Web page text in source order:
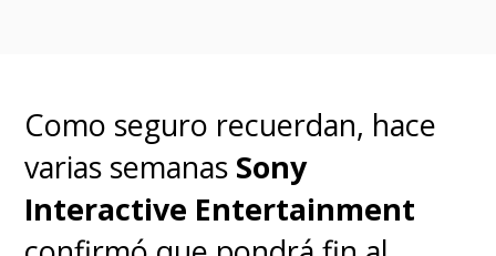
Windows 11 Home, con un
modo Xbox dedicado y soporte
para la tecnologíaAuto Super
Resolutionde Microsoft.
Como seguro recuerdan, hace
varias semanas Sony
Interactive Entertainment